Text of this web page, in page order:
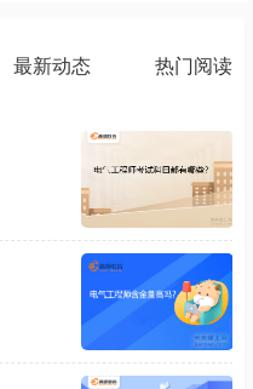
最新动态 热门阅读